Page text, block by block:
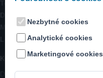
Teplice
Most a Chomutov
Louny a Žatec
KONTAKT
DK instal s.r.o.
Nezbytné cookies
Analytické cookies
Marketingové cookies